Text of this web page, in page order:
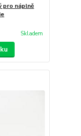
pro náplně
Skladem